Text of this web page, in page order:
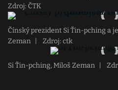
Zdroj: ČTK
Čínský prezident Si Ťin-pching a
Zeman
Zdroj: ctk
Si Ťin-pching, Miloš Zeman